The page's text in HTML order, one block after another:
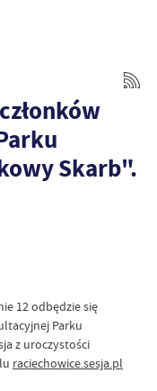
Skarb".
12 odbędzie się
Parku
z uroczystości
raciechowice.sesja.pl